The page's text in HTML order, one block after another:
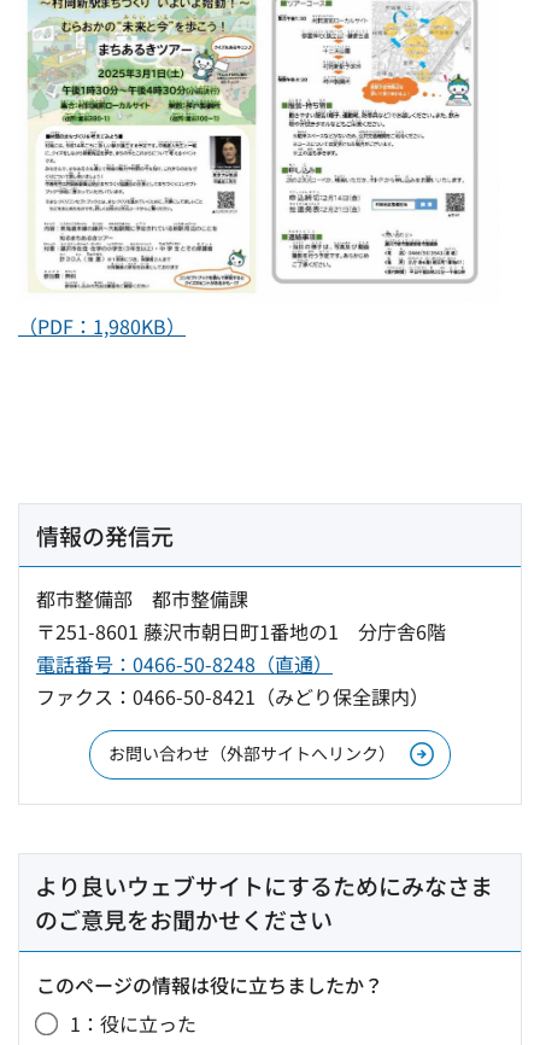
（PDF：1,980KB）
情報の発信元
都市整備部 都市整備課
〒251-8601 藤沢市朝日町1番地の1 分庁舎6階
電話番号：0466-50-8248（直通）
ファクス：0466-50-8421（みどり保全課内）
お問い合わせ（外部サイトへリンク）
より良いウェブサイトにするためにみなさま
のご意見をお聞かせください
このページの情報は役に立ちましたか？
1：役に立った